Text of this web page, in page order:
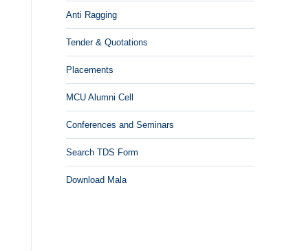
Anti Ragging
Tender & Quotations
Placements
MCU Alumni Cell
Conferences and Seminars
Search TDS Form
Download Mala